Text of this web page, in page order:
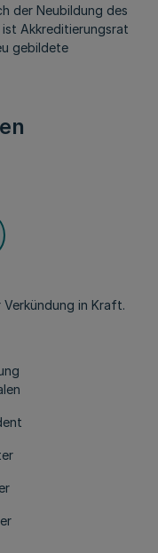
der Neubildung des
Akkreditierungsrat
gebildete
in Kraft.